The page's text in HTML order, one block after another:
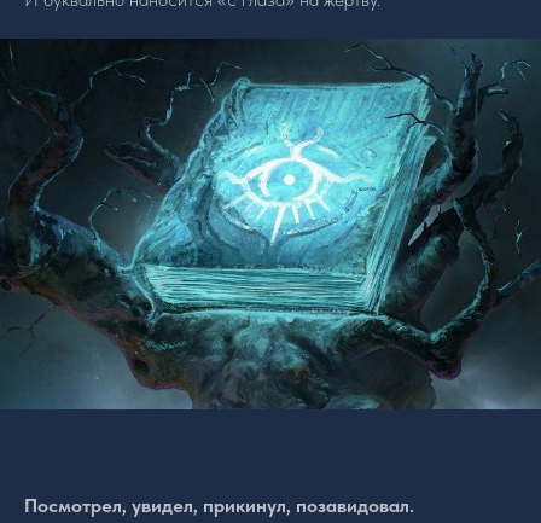
Посмотрел, увидел, прикинул, позавидовал.